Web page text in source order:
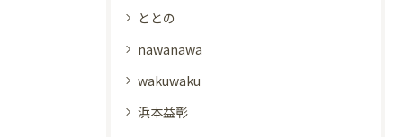
ととの
nawanawa
wakuwaku
浜本益彰